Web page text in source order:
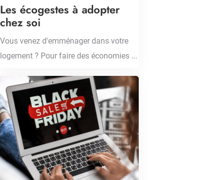
Les écogestes à adopter
chez soi
Vous venez d'emménager dans votre
logement ? Pour faire des économies ...